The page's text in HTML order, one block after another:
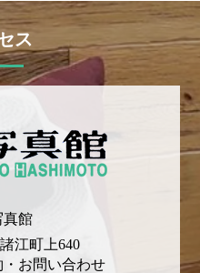
ス
真館
江町上640
お問い合わせ